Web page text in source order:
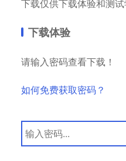
下载仅供下载体验和测试
下载体验
请输入密码查看下载！
如何免费获取密码？